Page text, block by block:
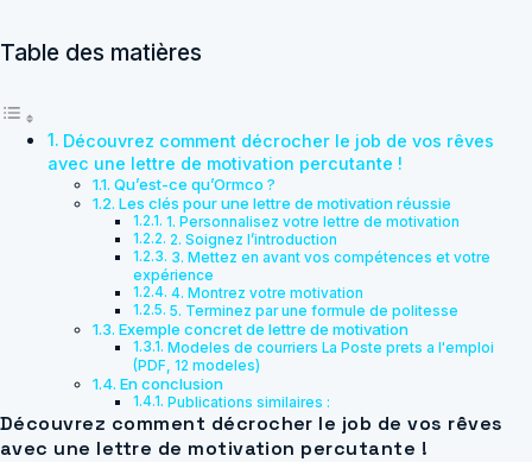
Table des matières
Découvrez comment décrocher le job de vos rêves
avec une lettre de motivation percutante !
Qu’est-ce qu’Ormco ?
Les clés pour une lettre de motivation réussie
1. Personnalisez votre lettre de motivation
2. Soignez l’introduction
3. Mettez en avant vos compétences et votre
expérience
4. Montrez votre motivation
5. Terminez par une formule de politesse
Exemple concret de lettre de motivation
Modeles de courriers La Poste prets a l'emploi
(PDF, 12 modeles)
En conclusion
Publications similaires :
Découvrez comment décrocher le job de vos rêves
avec une lettre de motivation percutante !